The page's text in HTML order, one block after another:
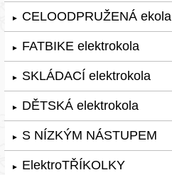
► CELOODPRUŽENÁ ekola
► FATBIKE elektrokola
► SKLÁDACÍ elektrokola
► DĚTSKÁ elektrokola
► S NÍZKÝM NÁSTUPEM
► ElektroTŘÍKOLKY